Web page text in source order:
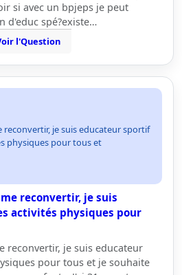
si avec un bpjeps je peut
d'educ spé?existe…
l'Question
reconvertir, je suis educateur sportif
physiques pour tous et
reconvertir, je suis
activités physiques pour
reconvertir, je suis educateur
pour tous et je souhaite